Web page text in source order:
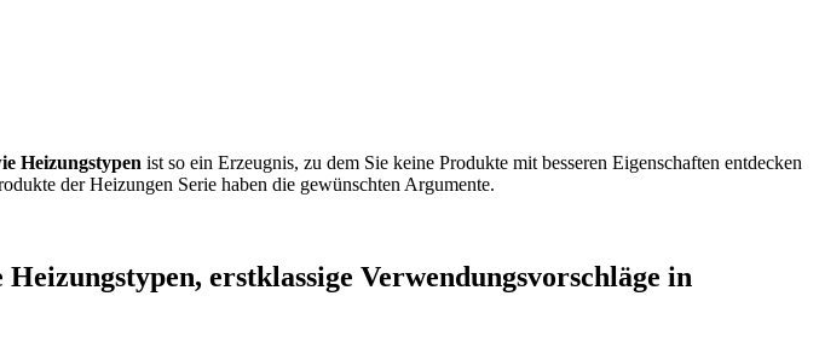
Heizungstypen ist so ein Erzeugnis, zu dem Sie keine Produkte mit besseren Eigenschaften entdecken
der Heizungen Serie haben die gewünschten Argumente.
erstklassige Verwendungsvorschläge in